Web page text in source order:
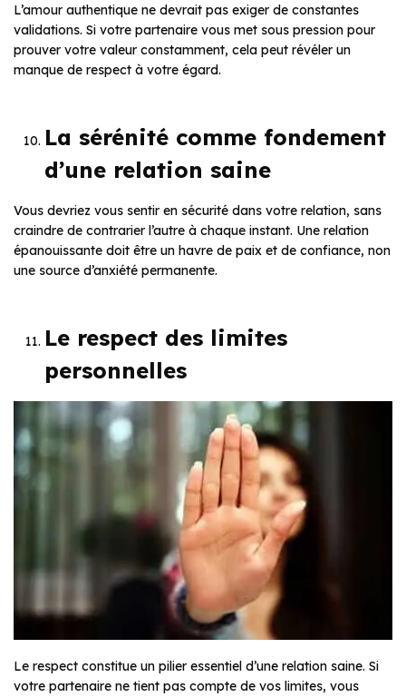
L’amour authentique ne devrait pas exiger de constantes
validations. Si votre partenaire vous met sous pression pour
prouver votre valeur constamment, cela peut révéler un
manque de respect à votre égard.
La sérénité comme fondement
d’une relation saine
Vous devriez vous sentir en sécurité dans votre relation, sans
craindre de contrarier l’autre à chaque instant. Une relation
épanouissante doit être un havre de paix et de confiance, non
une source d’anxiété permanente.
Le respect des limites
personnelles
Le respect constitue un pilier essentiel d’une relation saine. Si
votre partenaire ne tient pas compte de vos limites, vous